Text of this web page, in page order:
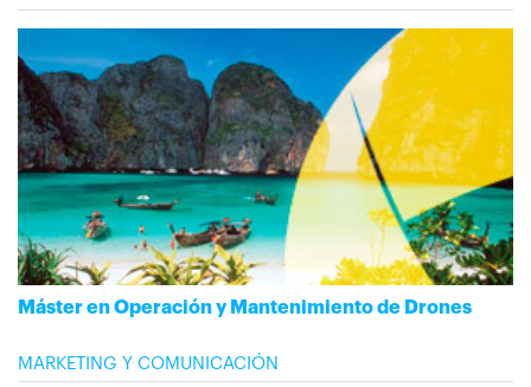
Máster en Operación y Mantenimiento de Drones
MARKETING Y COMUNICACIÓN